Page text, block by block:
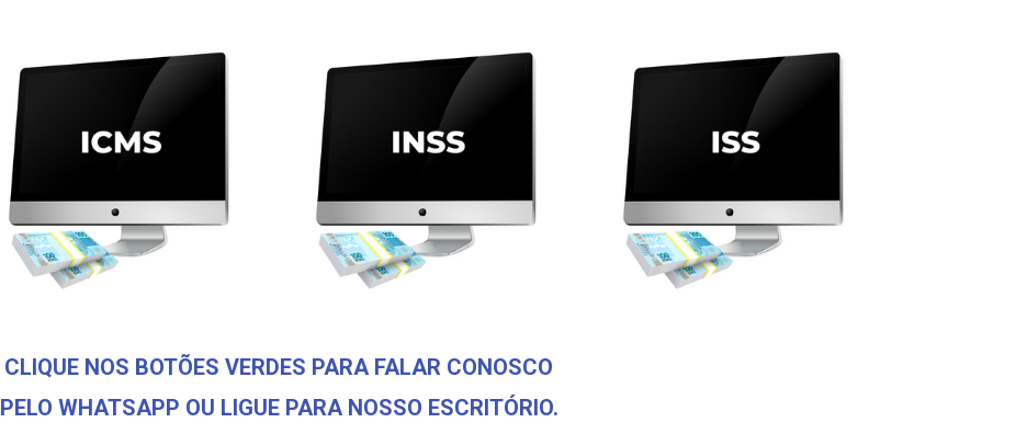
CLIQUE NOS BOTÕES VERDES PARA FALAR CONOSCO
PELO WHATSAPP OU LIGUE PARA NOSSO ESCRITÓRIO.